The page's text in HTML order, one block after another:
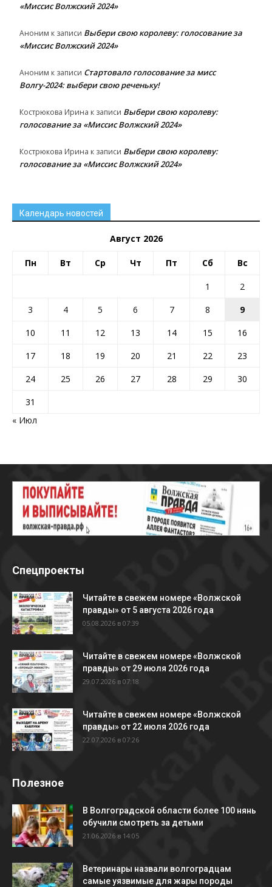
«Миссис Волжский 2024»
Аноним к записи Выбери свою королеву: голосование за
«Миссис Волжский 2024»
Аноним к записи Стартовало голосование за мисс
Волгу-2024: выбери свою реченьку!
Кострюкова Ирина к записи Выбери свою королеву:
голосование за «Миссис Волжский 2024»
Кострюкова Ирина к записи Выбери свою королеву:
голосование за «Миссис Волжский 2024»
Календарь новостей
Август 2026
Пн Вт Ср Чт Пт Сб Вс
1
2
3
4 5 6 7 8
9
10
11 12 13 14 15
16
17
18 19 20 21 22
23
24
25 26 27 28 29
30
31
« Июл
Спецпроекты
Читайте в свежем номере «Волжской
правды» от 5 августа 2026 года
05.08.2026 в 07:39
Читайте в свежем номере «Волжской
правды» от 29 июля 2026 года
29.07.2026 в 07:18
Читайте в свежем номере «Волжской
правды» от 22 июля 2026 года
22.07.2026 в 07:26
Полезное
В Волгоградской области более 100 нянь
обучили смотреть за детьми
21.06.2026 в 14:05
Ветеринары назвали волгоградцам
самые уязвимые для жары породы